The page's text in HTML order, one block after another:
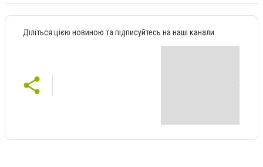
Діліться цією новиною та підписуйтесь на наші канали